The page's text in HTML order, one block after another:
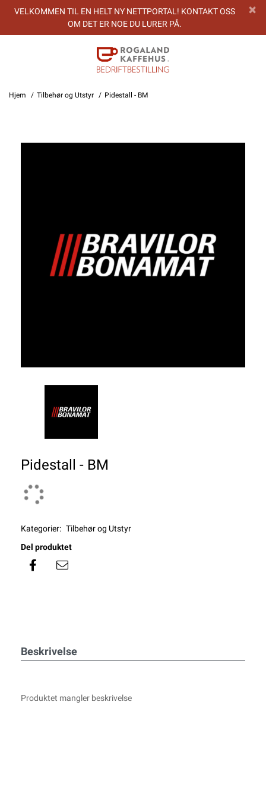
VELKOMMEN TIL EN HELT NY NETTPORTAL! KONTAKT OSS
OM DET ER NOE DU LURER PÅ.
Hjem Tilbehør og Utstyr Pidestall - BM
Pidestall - BM
Kategorier: Tilbehør og Utstyr
Del produktet
Beskrivelse
Produktet mangler beskrivelse